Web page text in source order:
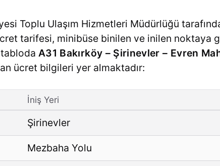
Toplu Ulaşım Hizmetleri Müdürlüğü
tarifesi, minibüse binilen ve inilen noktaya
A31 Bakırköy – Şirinevler – Evren
ücret bilgileri yer almaktadır:
İniş Yeri
Şirinevler
Mezbaha Yolu